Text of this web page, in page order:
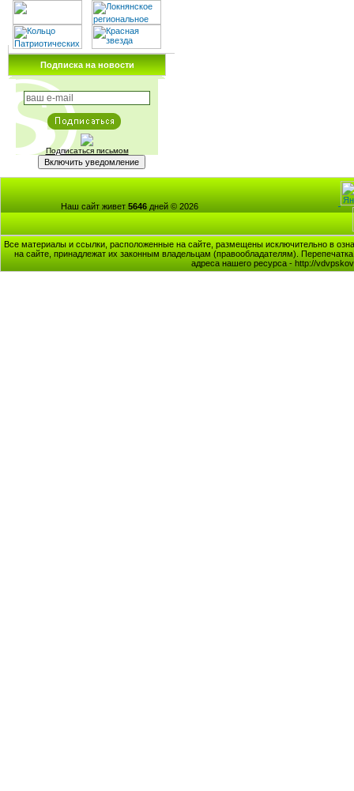
Подписка на новости
Подписаться письмом
Наш сайт живет 5646 дней © 2026
Все материалы и ссылки, расположенные на сайте, размещены исключительно в
на сайте, принадлежат их законным владельцам (правообладателям).
адреса нашего ресурса - http://